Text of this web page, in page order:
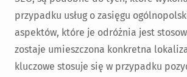
przypadku usług o zasięgu
aspektów, które je odróżnia jest
zostaje umieszczona konkretna
kluczowe stosuje się w przypadku